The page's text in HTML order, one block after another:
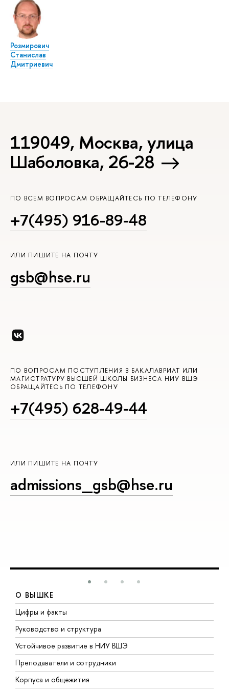
Розмирович
Станислав
Дмитриевич
119049, Москва, улица
Шаболовка, 26-28
ПО ВСЕМ ВОПРОСАМ ОБРАЩАЙТЕСЬ ПО ТЕЛЕФОНУ
+7(495) 916-89-48
ИЛИ ПИШИТЕ НА ПОЧТУ
gsb@hse.ru
ПО ВОПРОСАМ ПОСТУПЛЕНИЯ В БАКАЛАВРИАТ ИЛИ
МАГИСТРАТУРУ ВЫСШЕЙ ШКОЛЫ БИЗНЕСА НИУ ВШЭ
ОБРАЩАЙТЕСЬ ПО ТЕЛЕФОНУ
+7(495) 628-49-44
ИЛИ ПИШИТЕ НА ПОЧТУ
admissions_gsb@hse.ru
О ВЫШКЕ
Цифры и факты
Руководство и структура
Устойчивое развитие в НИУ ВШЭ
Преподаватели и сотрудники
Корпуса и общежития